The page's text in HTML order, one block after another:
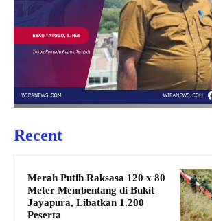
Recent
Merah Putih Raksasa 120 x 80
Meter Membentang di Bukit
Jayapura, Libatkan 1.200
Peserta